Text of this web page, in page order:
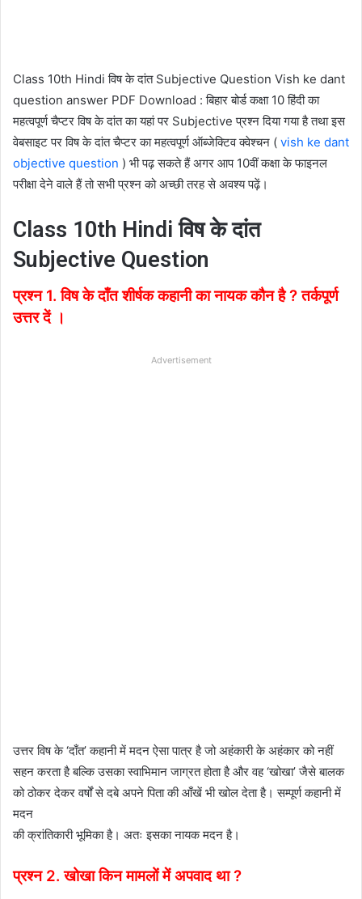
Class 10th Hindi विष के दांत Subjective Question Vish ke dant
question answer PDF Download : बिहार बोर्ड कक्षा 10 हिंदी का
महत्वपूर्ण चैप्टर विष के दांत का यहां पर Subjective प्रश्न दिया गया है तथा इस
वेबसाइट पर विष के दांत चैप्टर का महत्वपूर्ण ऑब्जेक्टिव क्वेश्चन ( vish ke dant
objective question ) भी पढ़ सकते हैं अगर आप 10वीं कक्षा के फाइनल
परीक्षा देने वाले हैं तो सभी प्रश्न को अच्छी तरह से अवश्य पढ़ें।
Class 10th Hindi विष के दांत
Subjective Question
प्रश्न 1. विष के दाँत शीर्षक कहानी का नायक कौन है ? तर्कपूर्ण
उत्तर दें ।
Advertisement
उत्तर विष के ‘दाँत’ कहानी में मदन ऐसा पात्र है जो अहंकारी के अहंकार को नहीं
सहन करता है बल्कि उसका स्वाभिमान जाग्रत होता है और वह ‘खोखा’ जैसे बालक
को ठोकर देकर वर्षों से दबे अपने पिता की आँखें भी खोल देता है। सम्पूर्ण कहानी में
मदन
की क्रांतिकारी भूमिका है। अतः इसका नायक मदन है।
प्रश्न 2. खोखा किन मामलों में अपवाद था ?